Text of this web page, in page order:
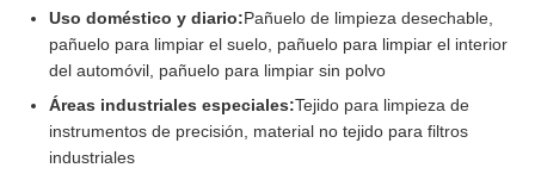
Uso doméstico y diario:Pañuelo de limpieza desechable,
pañuelo para limpiar el suelo, pañuelo para limpiar el interior
del automóvil, pañuelo para limpiar sin polvo
Áreas industriales especiales:Tejido para limpieza de
instrumentos de precisión, material no tejido para filtros
industriales